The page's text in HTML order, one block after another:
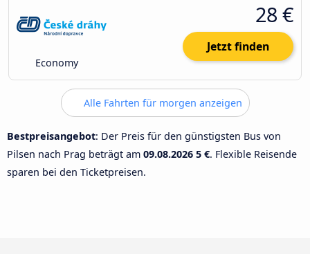
Economy
28 €
Jetzt finden
Alle Fahrten für morgen anzeigen
Bestpreisangebot: Der Preis für den günstigsten Bus von
Pilsen nach Prag beträgt am 09.08.2026 5 €. Flexible Reisende
sparen bei den Ticketpreisen.